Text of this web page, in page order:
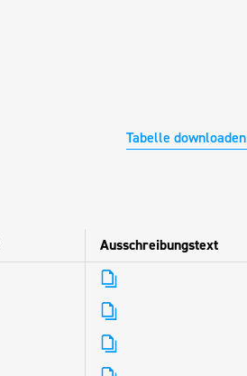
Tabelle downloaden
Ausschreibungstext